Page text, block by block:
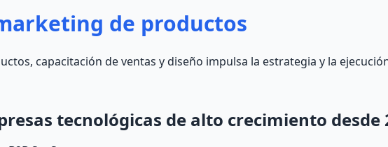
de productos
capacitación de ventas y diseño impulsa la estrategia y la
tecnológicas de alto crecimiento desde